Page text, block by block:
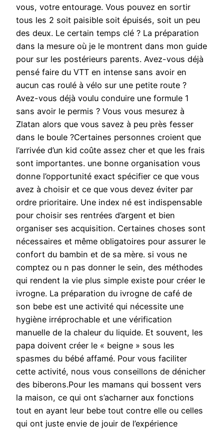
vous, votre entourage. Vous pouvez en sortir
tous les 2 soit paisible soit épuisés, soit un peu
des deux. Le certain temps clé ? La préparation
dans la mesure où je le montrent dans mon guide
pour sur les postérieurs parents. Avez-vous déjà
pensé faire du VTT en intense sans avoir en
aucun cas roulé à vélo sur une petite route ?
Avez-vous déjà voulu conduire une formule 1
sans avoir le permis ? Vous vous mesurez à
Zlatan alors que vous savez à peu près fesser
dans le boule ?Certaines personnes croient que
l’arrivée d’un kid coûte assez cher et que les frais
sont importantes. une bonne organisation vous
donne l’opportunité exact spécifier ce que vous
avez à choisir et ce que vous devez éviter par
ordre prioritaire. Une index né est indispensable
pour choisir ses rentrées d’argent et bien
organiser ses acquisition. Certaines choses sont
nécessaires et même obligatoires pour assurer le
confort du bambin et de sa mère. si vous ne
comptez ou n pas donner le sein, des méthodes
qui rendent la vie plus simple existe pour créer le
ivrogne. La préparation du ivrogne de café de
son bebe est une activité qui nécessite une
hygiène irréprochable et une vérification
manuelle de la chaleur du liquide. Et souvent, les
papa doivent créer le « beigne » sous les
spasmes du bébé affamé. Pour vous faciliter
cette activité, nous vous conseillons de dénicher
des biberons.Pour les mamans qui bossent vers
la maison, ce qui ont s’acharner aux fonctions
tout en ayant leur bebe tout contre elle ou celles
qui ont juste envie de jouir de l’expérience